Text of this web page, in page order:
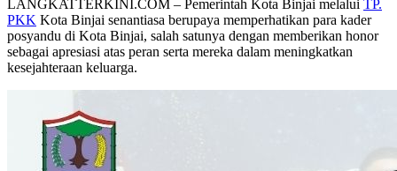
LANGKATTERKINI.COM – Pemerintah Kota Binjai melalui TP.
PKK Kota Binjai senantiasa berupaya memperhatikan para kader
posyandu di Kota Binjai, salah satunya dengan memberikan honor
sebagai apresiasi atas peran serta mereka dalam meningkatkan
kesejahteraan keluarga.